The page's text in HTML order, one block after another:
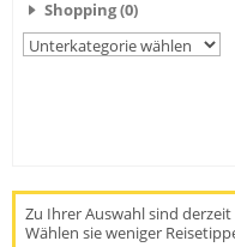
Shopping (0)
Zu Ihrer Auswahl sind
Wählen sie weniger